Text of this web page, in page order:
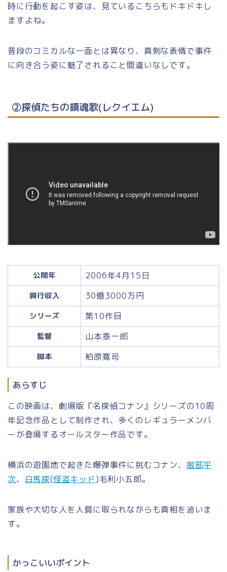
時に行動を起こす姿は、見ているこちらもドキドキし
ますよね。
普段のコミカルな一面とは異なり、真剣な表情で事件
に向き合う姿に魅了されること間違いなしです。
②探偵たちの鎮魂歌(レクイエム)
公開年 2006年4月15日
興行収入 30億3000万円
シリーズ 第10作目
監督 山本泰一郎
脚本 柏原寛司
あらすじ
この映画は、劇場版『名探偵コナン』シリーズの10周
年記念作品として制作され、多くのレギュラーメンバ
ーが登場するオールスター作品です。
横浜の遊園地で起きた爆弾事件に挑むコナン、 服部平
次、 白馬探(怪盗キッド)毛利小五郎。
家族や大切な人を人質に取られながらも真相を追いま
す。
かっこいいポイント